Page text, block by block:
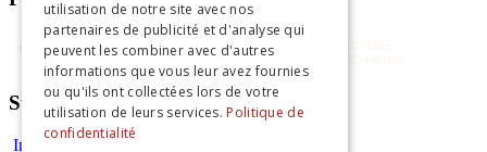
Suivez-nous
Instagram
utilisation de notre site avec nos
partenaires de publicité et d'analyse qui
peuvent les combiner avec d'autres
informations que vous leur avez fournies
ou qu'ils ont collectées lors de votre
utilisation de leurs services. Politique de
confidentialité